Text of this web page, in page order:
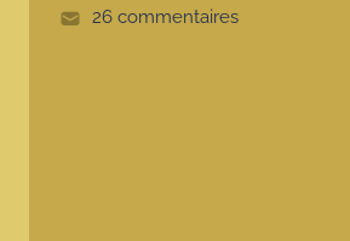
26 commentaires